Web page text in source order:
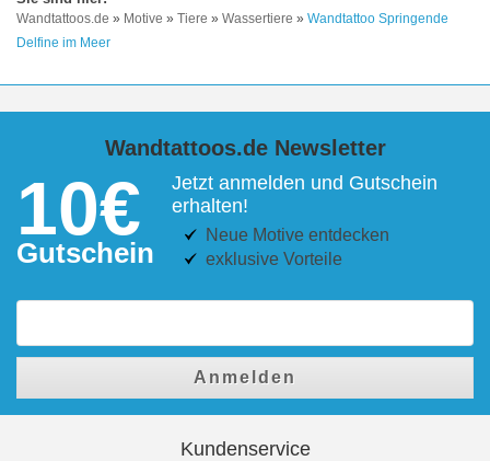
Wandtattoos.de » Motive » Tiere » Wassertiere » Wandtattoo Springende
Delfine im Meer
Wandtattoos.de Newsletter
10€
Gutschein
Jetzt anmelden und Gutschein
erhalten!
Neue Motive entdecken
exklusive Vorteile
Anmelden
Kundenservice